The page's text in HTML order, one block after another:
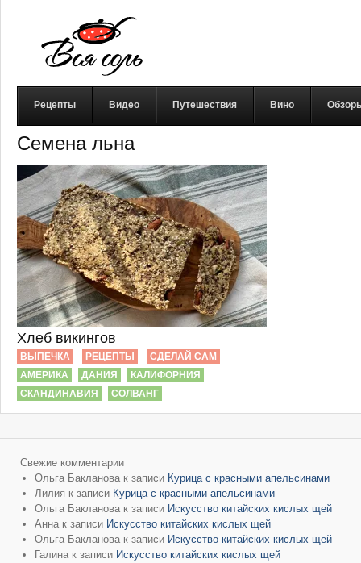
Рецепты Видео Путешествия Вино
Семена льна
Хлеб викингов
ВЫПЕЧКА РЕЦЕПТЫ
СДЕЛАЙ САМ
АМЕРИКА
ДАНИЯ
КАЛИФОРНИЯ
СКАНДИНАВИЯ
СОЛВАНГ
Свежие комментарии
Ольга Бакланова к записи Курица с красными апельсинами
Лилия к записи Курица с красными апельсинами
Ольга Бакланова к записи Искусство китайских кислых щей
Анна к записи Искусство китайских кислых щей
Ольга Бакланова к записи Искусство китайских кислых щей
Галина к записи Искусство китайских кислых щей